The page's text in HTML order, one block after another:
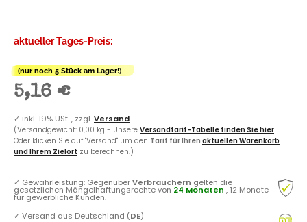
aktueller Tages-Preis:
(nur noch 5 Stück am Lager!)
5,16 €
✓ inkl. 19% USt. , zzgl.Versand
(Versandgewicht: 0,00 kg - Unsere Versandtarif-Tabelle finden Sie hier.
Oder klicken Sie auf "Versand" um den Tarif für Ihren aktuellen Warenkorb
und Ihrem Zielort zu berechnen.)
✓ Gewährleistung: GegenüberVerbrauchern gelten die
gesetzlichen Mängelhaftungsrechte von 24 Monaten , 12 Monate
für gewerbliche Kunden.
✓ Versand aus Deutschland (DE)